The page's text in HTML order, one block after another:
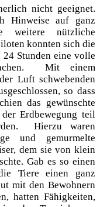
nicht geeignet.
Hinweise auf ganz
weitere nützliche
konnten sich die
Stunden eine volle
Mit einem
Luft schwebenden
so dass
das gewünschte
Erdbewegung teil
Hierzu waren
und gemurmelte
dem sie von klein
Gab es so einen
Tiere einen ganz
mit den Bewohnern
hatten Fähigkeiten,